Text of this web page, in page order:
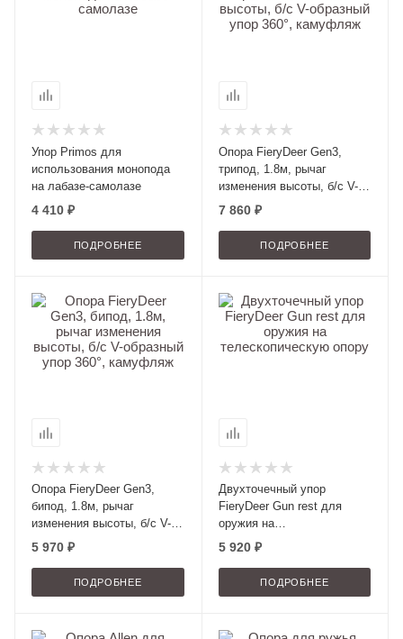
Упор Primos для
использования монопода
на лабазе-самолазе
4 410 ₽
ПОДРОБНЕЕ
Опора FieryDeer Gen3,
трипод, 1.8м, рычаг
изменения высоты, б/с V-
образный упор 360°,
7 860 ₽
ПОДРОБНЕЕ
Опора FieryDeer Gen3,
бипод, 1.8м, рычаг
изменения высоты, б/с V-
образный упор 360°,
5 970 ₽
ПОДРОБНЕЕ
Двухточечный упор
FieryDeer Gun rest для
оружия на
телескопическую опору
5 920 ₽
ПОДРОБНЕЕ